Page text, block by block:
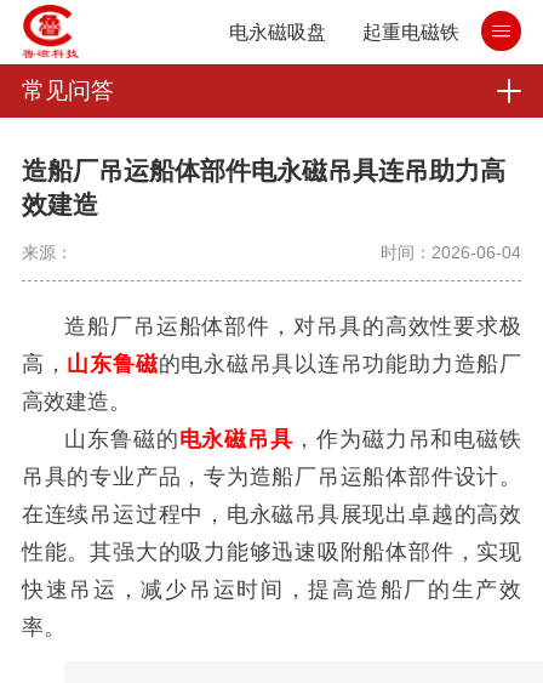
电永磁吸盘 起重电磁铁
常见问答
造船厂吊运船体部件电永磁吊具连吊助力高
效建造
来源： 时间：2026-06-04
造船厂吊运船体部件，对吊具的高效性要求极
高， 山东鲁磁的电永磁吊具以连吊功能助力造船厂
高效建造。
山东鲁磁的电永磁吊具 ，作为磁力吊和电磁铁
吊具的专业产品，专为造船厂吊运船体部件设计。
在连续吊运过程中，电永磁吊具展现出卓越的高效
性能。其强大的吸力能够迅速吸附船体部件，实现
快速吊运，减少吊运时间，提高造船厂的生产效
率。